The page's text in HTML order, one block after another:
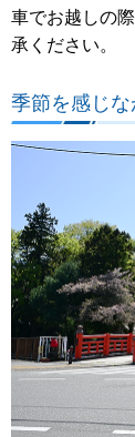
車でお越しの
承ください。
季節を感じ